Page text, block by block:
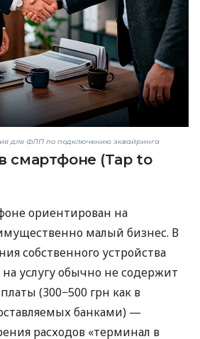
для ФЛП по подключению эквайринга
смартфоне (Tap to
ориентирован на
малый бизнес. В
собственного устройства
услугу обычно не содержит
(300−500 грн как в
банками) —
расходов «терминал в